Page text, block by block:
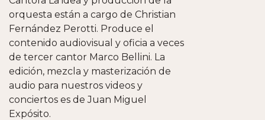
orquesta están a cargo de Christian
Fernández Perotti. Produce el
contenido audiovisual y oficia a veces
de tercer cantor Marco Bellini. La
edición, mezcla y masterización de
audio para nuestros videos y
conciertos es de Juan Miguel
Expósito.